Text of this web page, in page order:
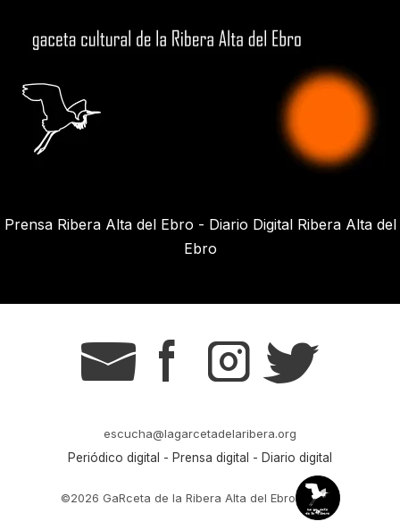
Prensa Ribera Alta del Ebro - Diario Digital Ribera Alta del
Ebro
g s t r
escucha@lagarcetadelaribera.org
Periódico digital - Prensa digital - Diario digital
©2026 GaRceta de la Ribera Alta del Ebro